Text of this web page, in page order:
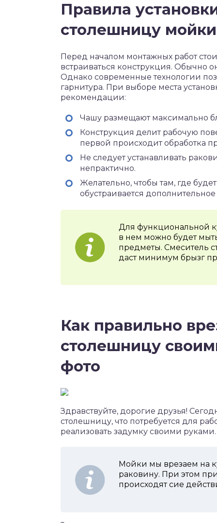
Правила
столешницу
Перед началом монтажных работ
встраиваться конструкция. Обычно
Однако современные технологии
гарнитура. При выборе места
рекомендации:
Чашу размещают максимально
Конструкция делит рабочую
первой происходит обработка
Не следует устанавливать
непрактично.
Желательно, чтобы там, где
обустраивается
Для функциональной
в нем можно будет
предметы. Смеситель
даст минимум брызг
Как правильно
столешницу
фото
Здравствуйте, дорогие друзья!
столешницу, что потребуется для
реализовать задумку своими руками.
Мойки мы врезаем на
раковину. При этом
происходят сие